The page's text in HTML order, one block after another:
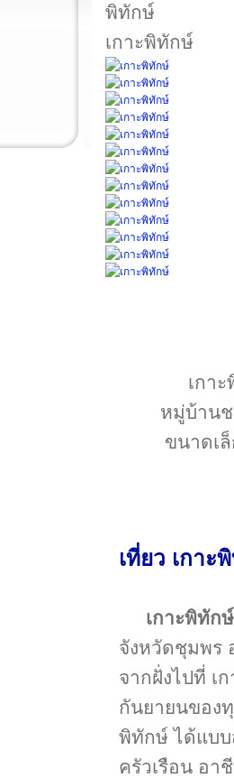
เกาะพิทักษ์
เกา
หมู่บ้านช
ขนาดเ
เที่ยว เกา
เกาะพิทักษ์
จังหวัดชุมพร
จากฝั่งไปที่ เ
กันยายนของ
พิทักษ์ ได้แบบ
ครัวเรือน อา